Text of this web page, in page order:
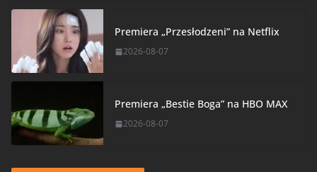
Premiera „Przesłodzeni” na Netflix
2026-08-07
Premiera „Bestie Boga” na HBO MAX
2026-08-07